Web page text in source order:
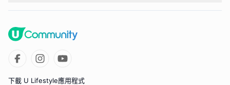
下載 U Lifestyle應用程式